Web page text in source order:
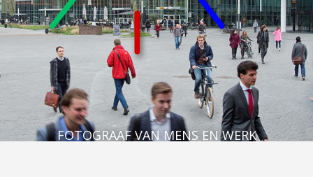
FOTOGRAAF VAN MENS EN WERK